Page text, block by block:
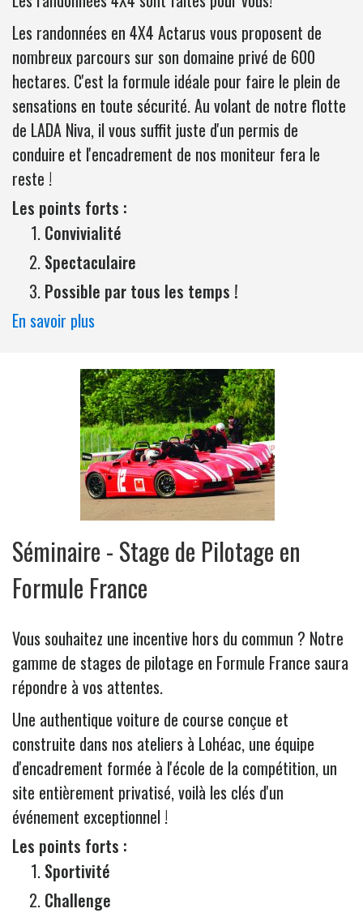
Les randonnées en 4X4 Actarus vous proposent de
nombreux parcours sur son domaine privé de 600
hectares. C'est la formule idéale pour faire le plein de
sensations en toute sécurité. Au volant de notre flotte
de LADA Niva, il vous suffit juste d'un permis de
conduire et l'encadrement de nos moniteur fera le
reste !
Les points forts :
Convivialité
Spectaculaire
Possible par tous les temps !
En savoir plus
Séminaire - Stage de Pilotage en
Formule France
Vous souhaitez une incentive hors du commun ? Notre
gamme de stages de pilotage en Formule France saura
répondre à vos attentes.
Une authentique voiture de course conçue et
construite dans nos ateliers à Lohéac, une équipe
d'encadrement formée à l'école de la compétition, un
site entièrement privatisé, voilà les clés d'un
événement exceptionnel !
Les points forts :
Sportivité
Challenge